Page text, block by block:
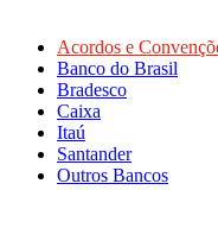
Acordos e
Banco do Brasil
Bradesco
Caixa
Itaú
Santander
Outros Bancos